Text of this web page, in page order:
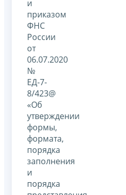
и
приказом
ФНС
России
от
06.07.2020
№
ЕД-7-
8/423@
«Об
утверждении
формы,
формата,
порядка
заполнения
и
порядка